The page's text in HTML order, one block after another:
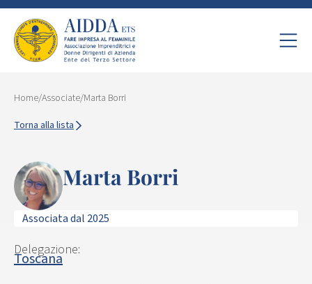
Home/Associate/Marta Borri
Torna alla lista
Marta Borri
Associata dal 2025
Delegazione:
Toscana